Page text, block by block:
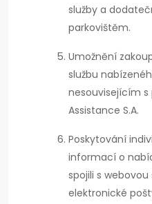
služby a
parkovištěm.
Umožnění
službu
nesouvisejícím
Assistance S.A.
Poskytování
informací o
spojili s
elektronické